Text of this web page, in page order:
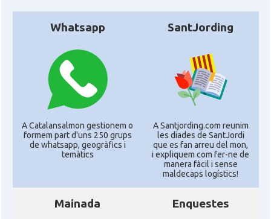
Whatsapp
A Catalansalmon gestionem o
formem part d'uns 250 grups
de whatsapp, geogràfics i
temàtics
SantJording
A Santjording.com reunim
les diades de SantJordi
que es fan arreu del mon,
i expliquem com fer-ne de
manera fàcil i sense
maldecaps logí­stics!
Mainada Enquestes